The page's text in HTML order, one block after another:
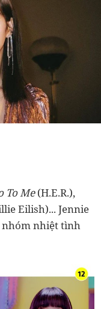
To Me(H.E.R.),
Eilish)... Jennie
nhiệt tình